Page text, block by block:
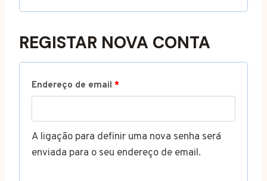
o
ó
r
i
REGISTAR NOVA CONTA
Endereço de email *O
i
A ligação para definir uma nova senha será
enviada para o seu endereço de email.